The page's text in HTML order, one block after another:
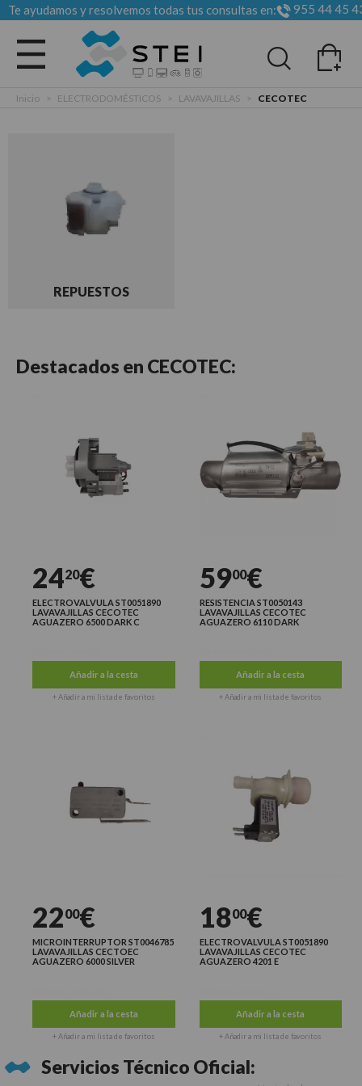
Te ayudamos y resolvemos todas tus consultas en: 955 44 45
Todas las categorias
Inicio > ELECTRODOMÉSTICOS > LAVAVAJILLAS > CECOTEC
REPUESTOS
Destacados en CECOTEC:
2420€
ELECTROVALVULA ST0051890
LAVAVAJILLAS CECOTEC
AGUAZERO 6500 DARK C
Añadir a la cesta
+ Añadir a mi lista de favoritos
5900€
RESISTENCIA ST0050143
LAVAVAJILLAS CECOTEC
AGUAZERO 6110 DARK
Añadir a la cesta
+ Añadir a mi lista de favoritos
2200€
MICROINTERRUPTOR ST0046785
LAVAVAJILLAS CECTOEC
AGUAZERO 6000 SILVER
Añadir a la cesta
+ Añadir a mi lista de favoritos
1800€
ELECTROVALVULA ST0051890
LAVAVAJILLAS CECOTEC
AGUAZERO 4201 E
Añadir a la cesta
+ Añadir a mi lista de favoritos
Servicios Técnico Oficial: